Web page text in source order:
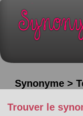
Synonyme >
Trouver le